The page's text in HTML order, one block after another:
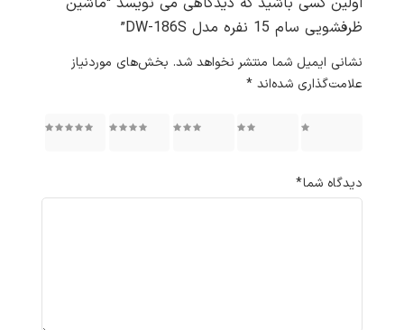
ظرفشویی سام 15 نفره مدل DW-186S”
نشانی ایمیل شما منتشر نخواهد شد. بخش‌های موردنیاز
علامت‌گذاری شده‌اند *
۳ از ۵ ۴ از ۵ ۵ از ۵
دیدگاه شما*